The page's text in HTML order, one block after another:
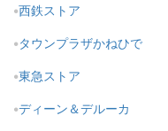
西鉄ストア
タウンプラザかねひで
東急ストア
ディーン＆デルーカ